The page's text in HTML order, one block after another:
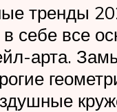
тренды
себе все
арта.